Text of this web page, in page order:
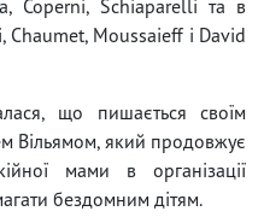
Coperni, Schiaparelli та в
Chaumet, Moussaieff і David
що пишається своїм
Вільямом, який продовжує
мами в організації
бездомним дітям.